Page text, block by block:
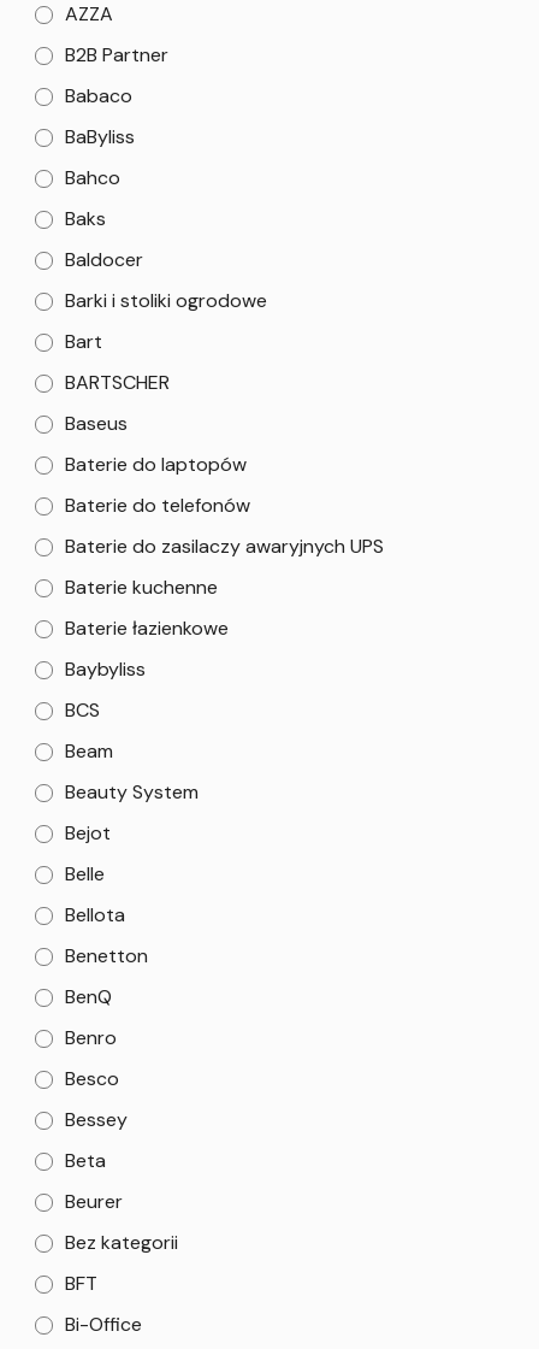
AZZA
B2B Partner
Babaco
BaByliss
Bahco
Baks
Baldocer
Barki i stoliki ogrodowe
Bart
BARTSCHER
Baseus
Baterie do laptopów
Baterie do telefonów
Baterie do zasilaczy awaryjnych UPS
Baterie kuchenne
Baterie łazienkowe
Baybyliss
BCS
Beam
Beauty System
Bejot
Belle
Bellota
Benetton
BenQ
Benro
Besco
Bessey
Beta
Beurer
Bez kategorii
BFT
Bi-Office